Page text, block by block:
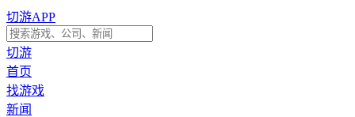
切游APP
切游
首页
找游戏
新闻